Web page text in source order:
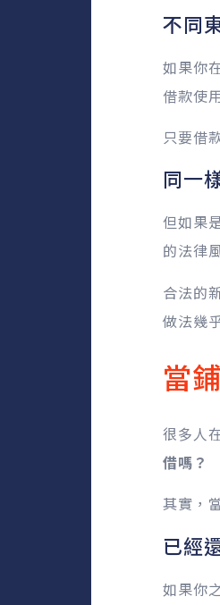
不同
如果你
借款使
只要借
同一
但如果
的法律
合法的
做法幾
當
很多人
借嗎？
其實，
已經
如果你